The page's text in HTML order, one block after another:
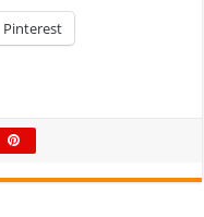
Pinterest